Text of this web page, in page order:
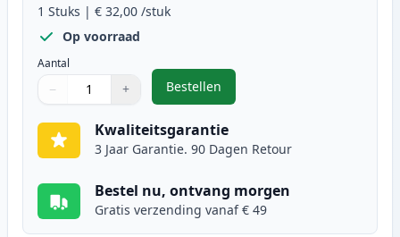
1 Stuks | € 32,00 /stuk
Op voorraad
Aantal
Gebruik de knoppen om aan te passen
− +
1
Bestellen
,Canon CL-546XL inktcartridge
Kwaliteitsgarantie
3 Jaar Garantie. 90 Dagen Retour
Bestel nu, ontvang morgen
Gratis verzending vanaf € 49